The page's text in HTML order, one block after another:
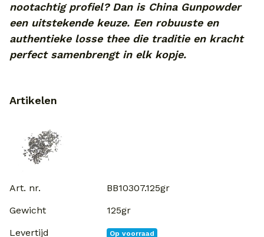
nootachtig profiel? Dan is China Gunpowder
een uitstekende keuze. Een robuuste en
authentieke losse thee die traditie en kracht
perfect samenbrengt in elk kopje.
Artikelen
BB10307.125gr
125gr
Op voorraad